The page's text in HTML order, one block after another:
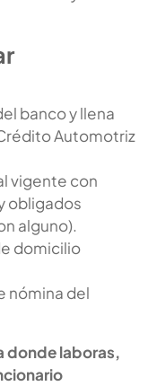
banco y llena
Automotriz
vigente con
obligados
alguno).
domicilio
nómina del
donde laboras,